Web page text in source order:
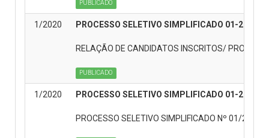
PUBLICADO
1/2020 PROCESSO SELETIVO SIMPLIFICADO 01-2020
RELAÇÃO DE CANDIDATOS INSCRITOS/
PUBLICADO
1/2020 PROCESSO SELETIVO SIMPLIFICADO 01-2020
PROCESSO SELETIVO SIMPLIFICADO Nº 01/2020